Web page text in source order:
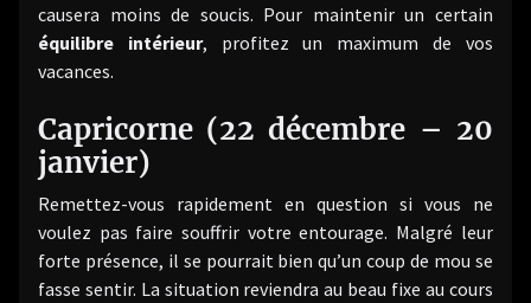
causera moins de soucis. Pour maintenir un certain
équilibre intérieur, profitez un maximum de vos
vacances.
Capricorne (22 décembre – 20
janvier)
Remettez-vous rapidement en question si vous ne
voulez pas faire souffrir votre entourage. Malgré leur
forte présence, il se pourrait bien qu’un coup de mou se
fasse sentir. La situation reviendra au beau fixe au cours